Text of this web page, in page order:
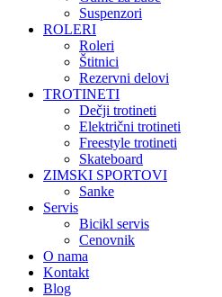
Suspenzori
ROLERI
Roleri
Štitnici
Rezervni delovi
TROTINETI
Dečji trotineti
Električni trotineti
Freestyle trotineti
Skateboard
ZIMSKI SPORTOVI
Sanke
Servis
Bicikl servis
Cenovnik
O nama
Kontakt
Blog